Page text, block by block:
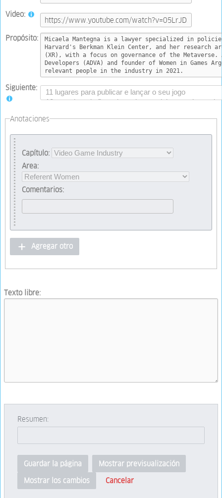
Video:
Propósito:
Siguiente:
Anotaciones
Capítulo:
Area:
Comentarios:
Agregar otro
Texto libre:
Resumen:
Guardar la página
Mostrar previsualización
Mostrar los cambios
Cancelar